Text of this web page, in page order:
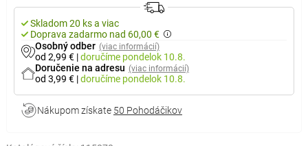
Skladom 20 ks a viac
Doprava zadarmo nad 60,00 €
Osobný odber (viac informácií)
od 2,99 € |doručíme pondelok 10.8.
Doručenie na adresu (viac informácií)
od 3,99 € |doručíme pondelok 10.8.
Nákupom získate 50 Pohodáčikov